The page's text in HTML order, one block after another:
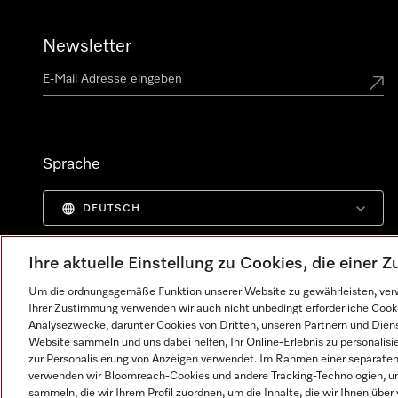
Newsletter
Sprache
DEUTSCH
Ihre aktuelle Einstellung zu Cookies, die einer
Um die ordnungsgemäße Funktion unserer Website zu gewährleisten,
Ihrer Zustimmung verwenden wir auch nicht unbedingt erforderliche
Analysezwecke, darunter Cookies von Dritten, unseren Partnern und
Website sammeln und uns dabei helfen, Ihr Online-Erlebnis zu
zur Personalisierung von Anzeigen verwendet. Im Rahmen einer
verwenden wir Bloomreach-Cookies und andere Tracking-Technologien,
sammeln, die wir Ihrem Profil zuordnen, um die Inhalte, die wir Ihnen